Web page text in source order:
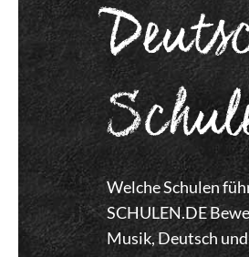
Welche Schulen
SCHULEN.DE
Musik, Deutsch